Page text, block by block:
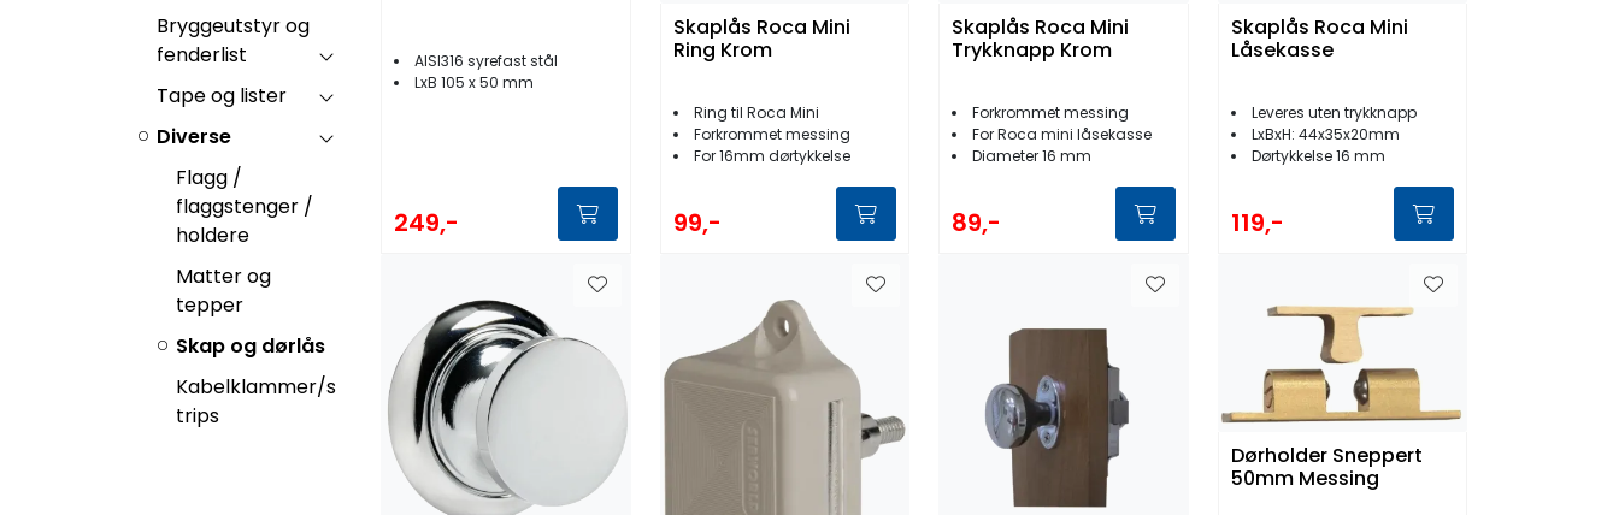
Bryggeutstyr og
fenderlist
Tape og lister
Diverse
Flagg /
flaggstenger /
holdere
Matter og
tepper
Skap og dørlås
Kabelklammer/s
trips
AISI316 syrefast stål
LxB 105 x 50 mm
249,-
Skaplås Roca Mini
Ring Krom
Ring til Roca Mini
Forkrommet messing
For 16mm dørtykkelse
99,-
Skaplås Roca Mini
Trykknapp Krom
Forkrommet messing
For Roca mini låsekasse
Diameter 16 mm
89,-
Skaplås Roca Mini
Låsekasse
Leveres uten trykknapp
LxBxH: 44x35x20mm
Dørtykkelse 16 mm
119,-
Dørholder Sneppert
50mm Messing